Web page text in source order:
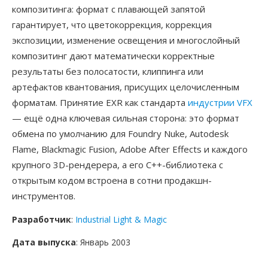
композитинга: формат с плавающей запятой
гарантирует, что цветокоррекция, коррекция
экспозиции, изменение освещения и многослойный
композитинг дают математически корректные
результаты без полосатости, клиппинга или
артефактов квантования, присущих целочисленным
форматам. Принятие EXR как стандарта индустрии VFX
— ещё одна ключевая сильная сторона: это формат
обмена по умолчанию для Foundry Nuke, Autodesk
Flame, Blackmagic Fusion, Adobe After Effects и каждого
крупного 3D-рендерера, а его C++-библиотека с
открытым кодом встроена в сотни продакшн-
инструментов.
Разработчик: Industrial Light & Magic
Дата выпуска: Январь 2003